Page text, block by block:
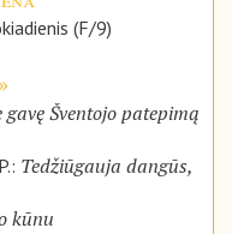
(F/9)
gavę Šventojo patepimą
P.: Tedžiūgauja dangūs,
kūnu